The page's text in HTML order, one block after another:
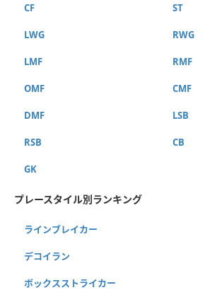
CF ST
LWG RWG
LMF RMF
OMF CMF
DMF LSB
RSB CB
GK
プレースタイル別ランキング
ラインブレイカー
デコイラン
ボックスストライカー